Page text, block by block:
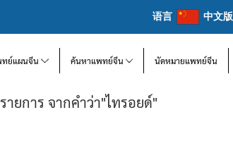
语言 中文版
ทย์แผนจีน ค้นหาแพทย์จีน นัดหมายแพทย์จีน
ยการ จากคำว่า"ไทรอยด์"